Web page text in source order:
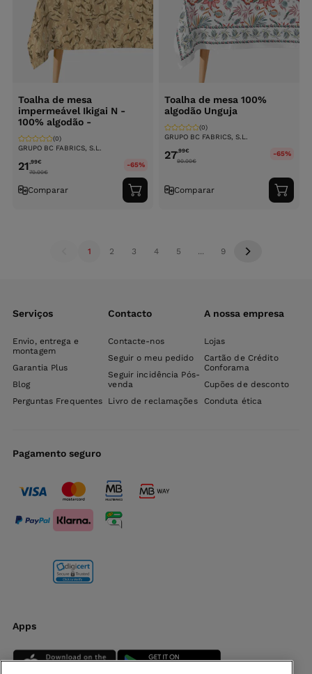
Toalha de mesa
impermeável Ikigai N -
100% algodão -
GRUPO BC FABRICS, S.L.
(0)
21,99€
70.00€
-65%
Comparar
Adicionar
ao
Toalha de mesa 100%
algodão Unguja
GRUPO BC FABRICS, S.L.
(0)
27,99€
90.00€
-65%
Comparar
ao
1 2 3 4 5 ... 9
Serviços
Envio, entrega e
montagem
Garantia Plus
Blog
Perguntas Frequentes
Contacto
Contacte-nos
Seguir o meu pedido
Seguir incidência Pós-
venda
Livro de reclamações
A nossa empresa
Lojas
Cartão de Crédito
Conforama
Cupões de desconto
Conduta ética
Pagamento seguro
Apps